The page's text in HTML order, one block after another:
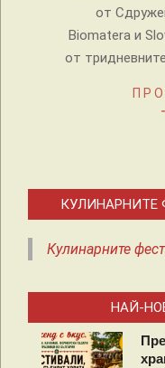
от
Biomatera и
от
КУЛИНАРНИТЕ
Кулинарните
НАЙ-